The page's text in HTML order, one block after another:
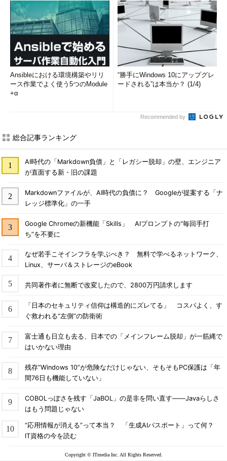
Ansibleにおける環境構築やリリ
ース作業でよく使う5つのModule
+α
“勝手にWindows 10にアップグレ
ードされる”は本当か？ (1/4)
Recommended by
総合記事ランキング
AI時代の「Markdown負債」と「レガシー脱却」の壁、エンジニア
が直面する新・旧の課題
Markdownファイルが、AI時代の負債に？ Googleが提案する「ナ
レッジ標準化」の一手
Google Chromeの新機能「Skills」 AIプロンプトの“毎回手打
ち”を不要に
なぜ若手こそインフラを学ぶべき？ 無料で学べるネットワーク、
Linux、サーバ＆ストレージのeBook
共同著作者に無断で改変したので、2800万円請求します
「日本のセキュリティ信仰は構造的にズレてる」 コスパよく、す
ぐ救われる“左側”の防衛術
富士通も日立も去る、日本での「メインフレーム脱却」が一筋縄で
はいかない理由
残存“Windows 10”が危険なだけじゃない、そもそもPC保護は「年
間76日も機能していない」
COBOLっぽさを残す「JaBOL」の是非を問い直す――Javaらしさ
はもう問題じゃない
“応用情報が消える”って本当？ 「生成AIパスポート」って何？
IT資格の今を読む
Copyright © ITmedia Inc. All Rights Reserved.